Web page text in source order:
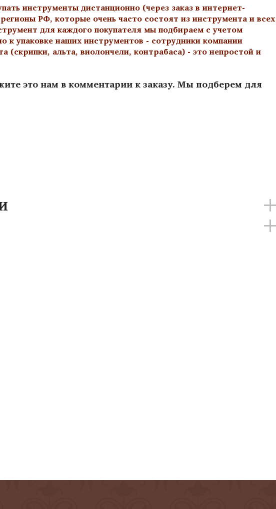
инструменты дистанционно (через заказ в интернет-
РФ, которые очень часто состоят из инструмента и всех
для каждого покупателя мы подбираем с учетом
к упаковке наших инструментов - сотрудники компании
альта, виолончели, контрабаса) - это непростой и
это нам в комментарии к заказу. Мы подберем для